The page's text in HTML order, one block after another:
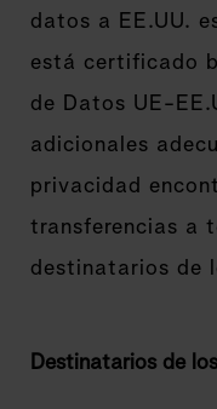
datos a EE.UU.
está certificado
de Datos UE-
adicionales
privacidad
transferencias a
destinatarios de
Destinatarios de